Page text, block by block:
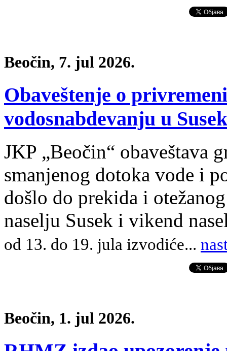
Beočin, 7. jul 2026.
Obaveštenje o
vodosnabdevanju u
JKP „Beočin“ obaveštava
smanjenog dotoka vode i
došlo do prekida i
naselju Susek i vikend
od 13. do 19. jula izvodiće...
Beočin, 1. jul 2026.